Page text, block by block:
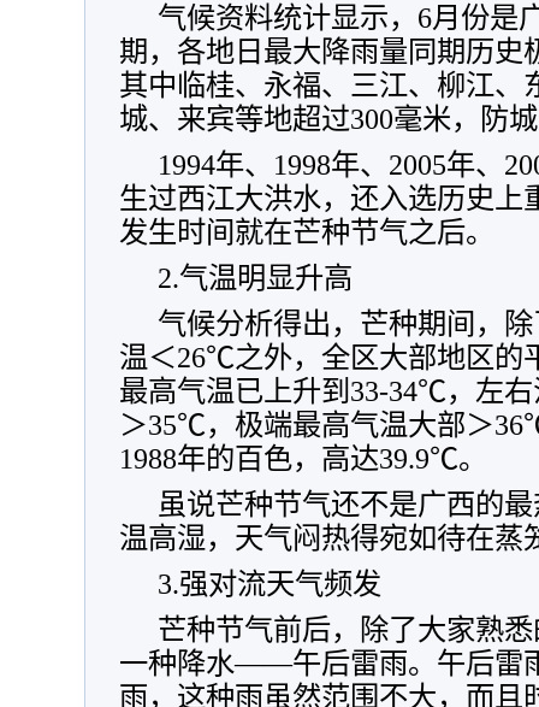
气候资料统计显示，6月份是
期，各地日最大降雨量同期历史
其中临桂、永福、三江、柳江、
城、来宾等地超过300毫米，防
1994年、1998年、2005年、
生过西江大洪水，还入选历史上
发生时间就在芒种节气之后。
2.气温明显升高
气候分析得出，芒种期间，
温＜26℃之外，全区大部地区的
最高气温已上升到33-34℃，左
＞35℃，极端最高气温大部＞
1988年的百色，高达39.9℃。
虽说芒种节气还不是广西的
温高湿，天气闷热得宛如待在蒸
3.强对流天气频发
芒种节气前后，除了大家熟
一种降水——午后雷雨。午后雷
雨，这种雨虽然范围不大，而且